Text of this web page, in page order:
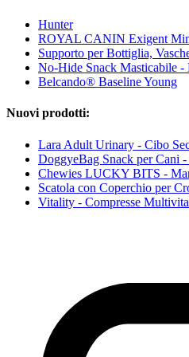
Hunter
ROYAL CANIN Exigent
Supporto per Bottiglia,
No-Hide Snack Masticabile -
Belcando® Baseline Young
Nuovi prodotti:
Lara Adult Urinary - Cibo
DoggyeBag Snack per Cani
Chewies LUCKY BITS -
Scatola con Coperchio per
Vitality - Compresse